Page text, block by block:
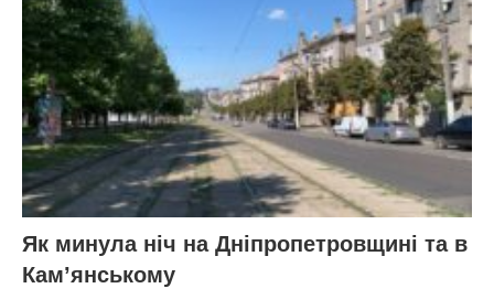
Як минула ніч на Дніпропетровщині та в
Кам’янському